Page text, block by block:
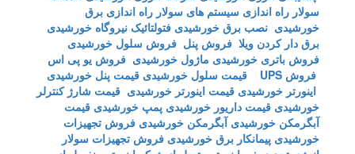
سولار راه اندازی سیستم های سولار راه اندازی برق
خورشیدی نصب برق خورشیدی فتولتائیک نیروگاه خورشیدی
برق دار کردن ویلا فروش پنل فروش سلول خورشیدی
فروش باتری خورشیدی ماژول خورشیدی فروش یو پی اس
فروش UPS
قیمت سلول خورشیدی قیمت پنل خورشیدی
اینورتر خورشیدی قیمت اینورتر خورشیدی قیمت شارژ کنترلر
خورشیدی قیمت داریور خورشیدی پمپ خورشیدی قیمت
آبگرمکن خورشیدی آبگرمکن خورشیدی فروش تجهیزات
خورشیدی پیمانکار برق خورشیدی فروش تجهیزات سولار